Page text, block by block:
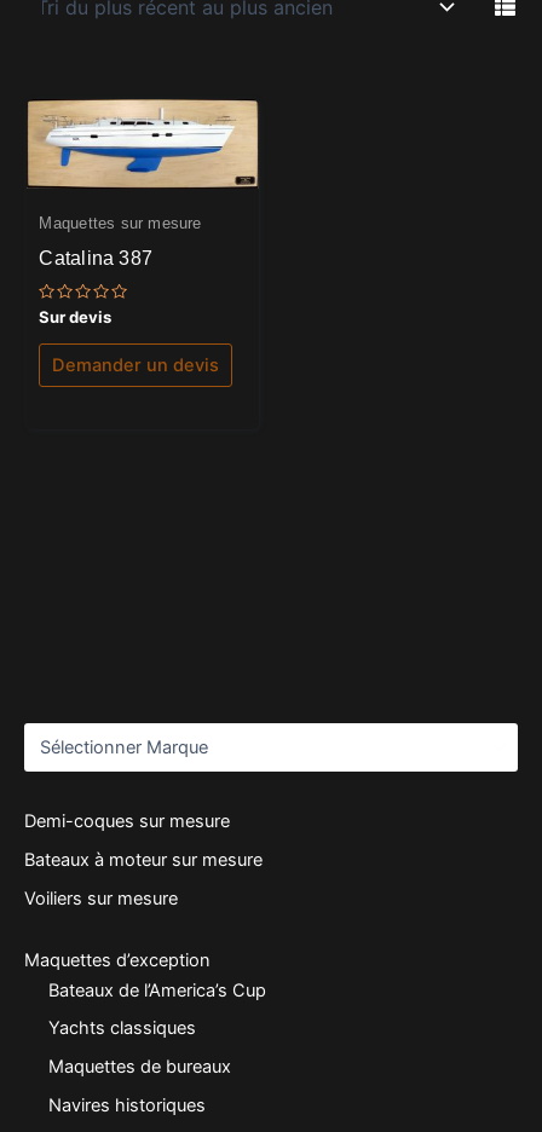
Demi-coques sur mesure
Bateaux à moteur sur mesure
Voiliers sur mesure
Maquettes d’exception
Bateaux de l’America’s Cup
Yachts classiques
Maquettes de bureaux
Navires historiques
Maquettes sur mesure
Catalina 387
Note
0
sur
Sur devis
Demander un devis